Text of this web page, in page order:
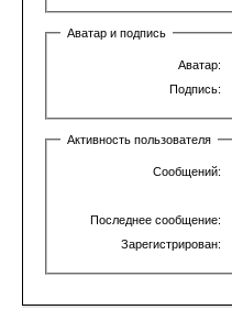
Аватар и подпись
Аватар:
Подпись:
Активность пользователя
Сообщений:
Последнее сообщение:
Зарегистрирован: